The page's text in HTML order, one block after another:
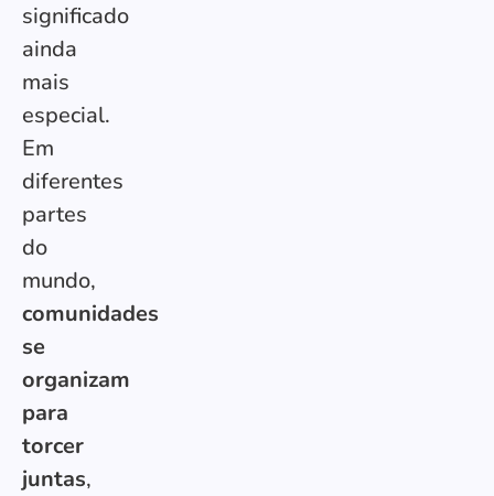
significado
ainda
mais
especial.
Em
diferentes
partes
do
mundo,
comunidades
se
organizam
para
torcer
juntas,